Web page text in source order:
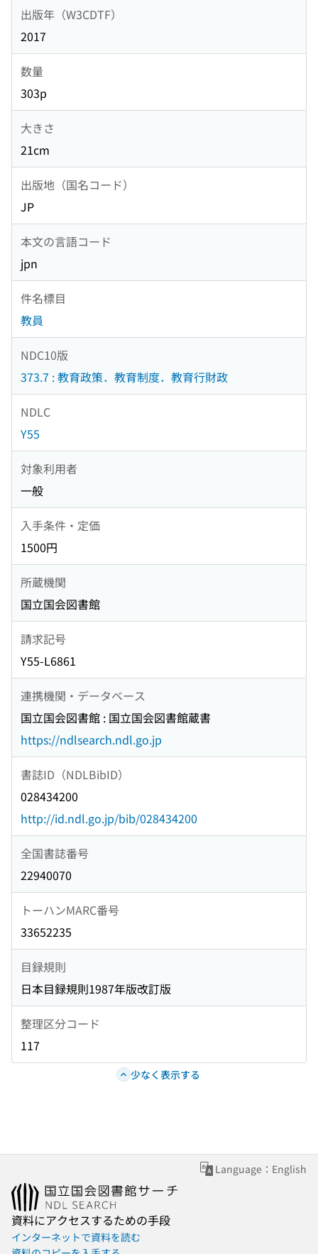
出版年（W3CDTF）
2017
数量
303p
大きさ
21cm
出版地（国名コード）
JP
本文の言語コード
jpn
件名標目
教員
NDC10版
373.7 : 教育政策．教育制度．教育行財政
NDLC
Y55
対象利用者
一般
入手条件・定価
1500円
所蔵機関
国立国会図書館
請求記号
Y55-L6861
連携機関・データベース
国立国会図書館 : 国立国会図書館蔵書
https://ndlsearch.ndl.go.jp
書誌ID（NDLBibID）
028434200
http://id.ndl.go.jp/bib/028434200
全国書誌番号
22940070
トーハンMARC番号
33652235
目録規則
日本目録規則1987年版改訂版
整理区分コード
117
少なく表示する
Language：English
資料にアクセスするための手段
インターネットで資料を読む